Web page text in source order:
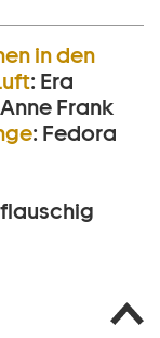
in den
: Era
Anne Frank
: Fedora